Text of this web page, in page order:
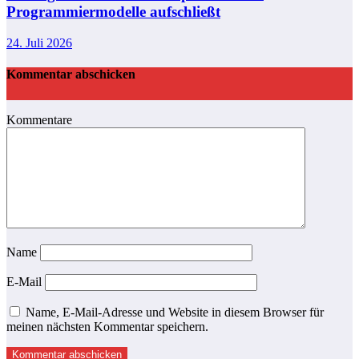
Programmiermodelle aufschließt
24. Juli 2026
Kommentar abschicken
Kommentare
Name
E-Mail
Name, E-Mail-Adresse und Website in diesem Browser für
meinen nächsten Kommentar speichern.